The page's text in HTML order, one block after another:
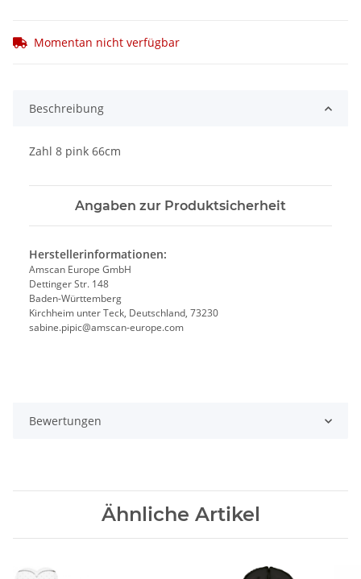
Momentan nicht verfügbar
Beschreibung
Zahl 8 pink 66cm
Angaben zur Produktsicherheit
Herstellerinformationen:
Amscan Europe GmbH
Dettinger Str. 148
Baden-Württemberg
Kirchheim unter Teck, Deutschland, 73230
sabine.pipic@amscan-europe.com
Bewertungen
Ähnliche Artikel